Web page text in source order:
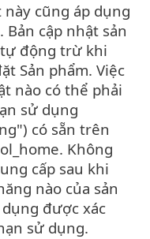
này cũng áp dụng
Bản cập nhật sản
động trừ khi
Sản phẩm. Việc
nào có thể phải
sử dụng
có sẵn trên
Không
cấp sau khi
nào của sản
được xác
sử dụng.